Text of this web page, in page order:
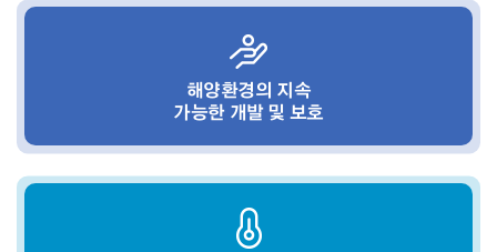
해양환경의 지속
가능한 개발 및 보호